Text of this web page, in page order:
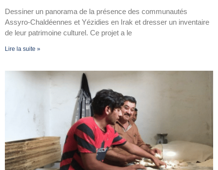
Dessiner un panorama de la présence des communautés
Assyro-Chaldéennes et Yézidies en Irak et dresser un inventaire
de leur patrimoine culturel. Ce projet a le
Lire la suite »